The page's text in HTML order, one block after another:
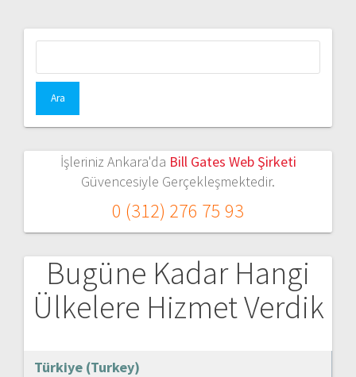
İşleriniz Ankara'da Bill Gates Web Şirketi
Güvencesiyle Gerçekleşmektedir.
0 (312) 276 75 93
Bugüne Kadar Hangi
Ülkelere Hizmet Verdik
Türkiye (Turkey)